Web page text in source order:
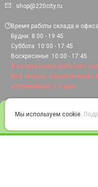
Войти
shop@220city.ru
Время работы склада и
Будни: 8:00 - 19:45
Суббота: 10:00 - 17:45
Воскресенье: 10:00 - 17:45.
В воскресенье работает
Все заказы, оформленные
в ближайшие 2-3 дня.
Мы используем cookie.